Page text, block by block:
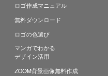
ロゴ作成マニュアル
無料ダウンロード
ロゴの色選び
マンガでわかる
デザイン活用
ZOOM背景画像無料作成